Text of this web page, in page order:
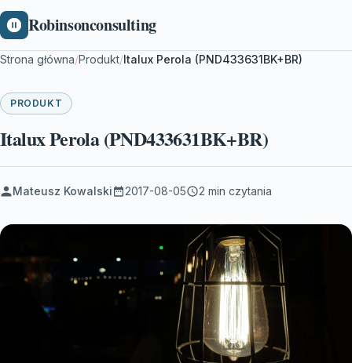
Robinsonconsulting
Strona główna/Produkt/Italux Perola (PND433631BK+BR)
PRODUKT
Italux Perola (PND433631BK+BR)
Mateusz Kowalski 2017-08-05 2 min czytania